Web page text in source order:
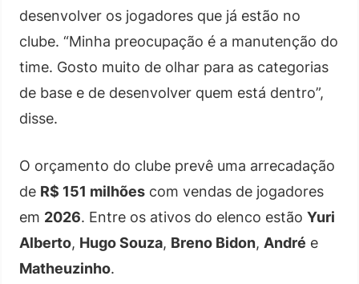
desenvolver os jogadores que já estão no
clube. “Minha preocupação é a manutenção do
time. Gosto muito de olhar para as categorias
de base e de desenvolver quem está dentro”,
disse.
O orçamento do clube prevê uma arrecadação
de R$ 151 milhões com vendas de jogadores
em 2026. Entre os ativos do elenco estão Yuri
Alberto, Hugo Souza, Breno Bidon, André e
Matheuzinho.